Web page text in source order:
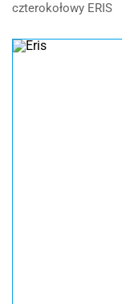
czterokołowy ERIS